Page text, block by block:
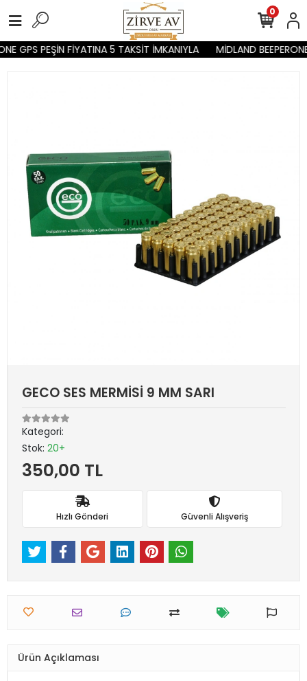
GPS PEŞİN FİYATINA 5 TAKSİT İMKANIYLA MİDLAND
0
GECO SES MERMİSİ 9 MM SARI
Kategori:
Stok: 20+
350,00 TL
Hızlı Gönderi Güvenli Alışveriş
Ürün Açıklaması